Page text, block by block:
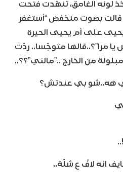
لونه الغامق، تنهّدت فتحت
قالت بصوت منخفض “أستغفر
يحيى على أم يحيى الحيرة
يا مرا”؟..قالها متوجّسا.. ردّت
من الخارج ..”مالني”؟؟..
هه..شو بي عندتش؟
انه لافّ ع شلّة..